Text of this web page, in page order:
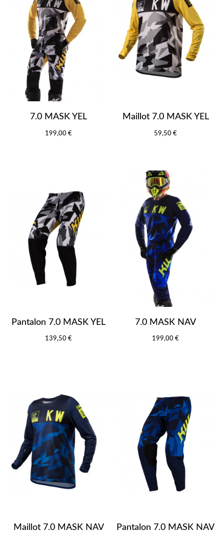
7.0 MASK YEL
199,00 €
Maillot 7.0 MASK YEL
59,50 €
Pantalon 7.0 MASK YEL
139,50 €
7.0 MASK NAV
199,00 €
Maillot 7.0 MASK NAV Pantalon 7.0 MASK NAV